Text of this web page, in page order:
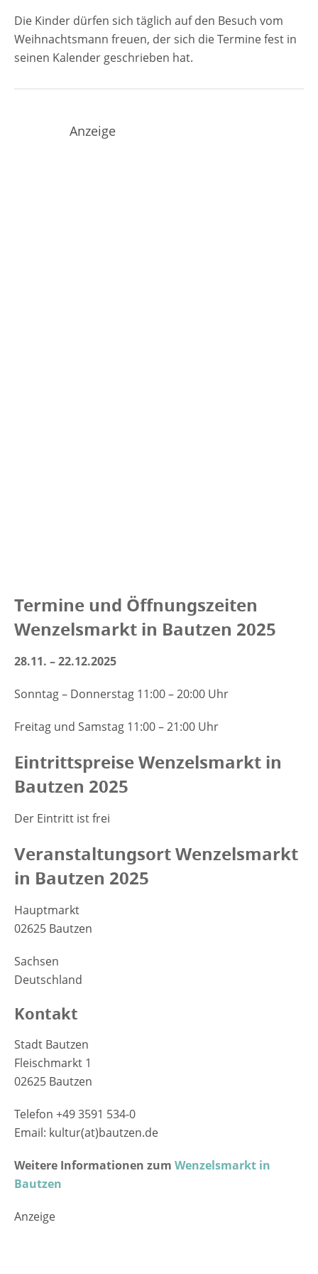
Die Kinder dürfen sich täglich auf den Besuch vom
Weihnachtsmann freuen, der sich die Termine fest in
seinen Kalender geschrieben hat.
Anzeige
Termine und Öffnungszeiten
Wenzelsmarkt in Bautzen 2025
28.11. – 22.12.2025
Sonntag – Donnerstag 11:00 – 20:00 Uhr
Freitag und Samstag 11:00 – 21:00 Uhr
Eintrittspreise Wenzelsmarkt in
Bautzen 2025
Der Eintritt ist frei
Veranstaltungsort Wenzelsmarkt
in Bautzen 2025
Hauptmarkt
02625 Bautzen
Sachsen
Deutschland
Kontakt
Stadt Bautzen
Fleischmarkt 1
02625 Bautzen
Telefon +49 3591 534-0
Email: kultur(at)bautzen.de
Weitere Informationen zum Wenzelsmarkt in
Bautzen
Anzeige